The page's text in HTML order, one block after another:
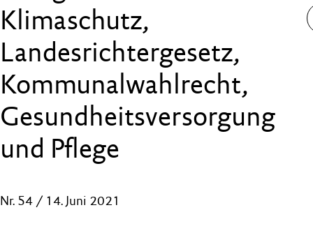
Klimaschutz,
Landesrichtergesetz,
Kommunalwahlrecht,
Gesundheitsversorgung
und Pflege
Nr. 54 / 14. Juni 2021